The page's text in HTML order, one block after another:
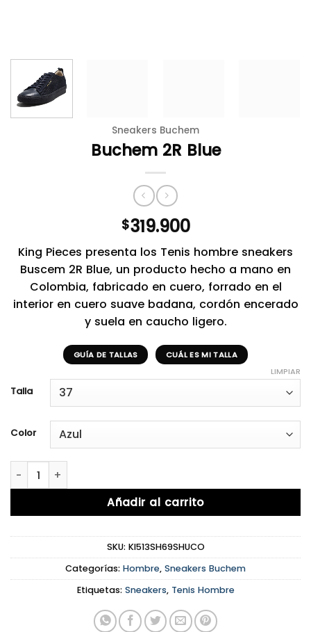
Sneakers Buchem
Buchem 2R Blue
$319.900
King Pieces presenta los Tenis hombre sneakers
Buscem 2R Blue, un producto hecho a mano en
Colombia, fabricado en cuero, forrado en el
interior en cuero suave badana, cordón encerado
y suela en caucho ligero.
GUÍA DE TALLAS CUÁL ES MI TALLA
Talla
Color
LIMPIAR
Buchem 2R Blue cantidad
Añadir al carrito
SKU: KI513SH69SHUCO
Categorías: Hombre, Sneakers Buchem
Etiquetas: Sneakers, Tenis Hombre